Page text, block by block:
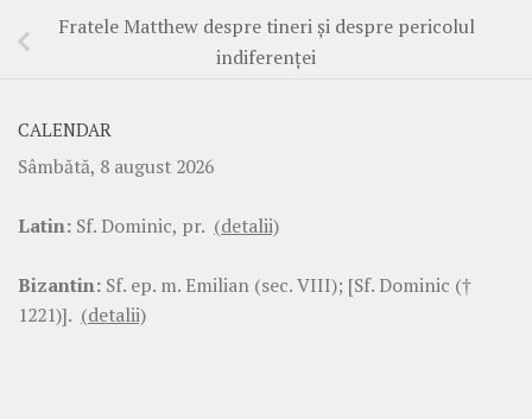
Fratele Matthew despre tineri și despre pericolul
indiferenței
CALENDAR
Sâmbătă, 8 august 2026
Latin: Sf. Dominic, pr. (detalii)
Bizantin: Sf. ep. m. Emilian (sec. VIII); [Sf. Dominic (†
1221)]. (detalii)